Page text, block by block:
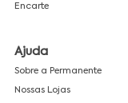
Encarte
Ajuda
Sobre a Permanente
Nossas Lojas